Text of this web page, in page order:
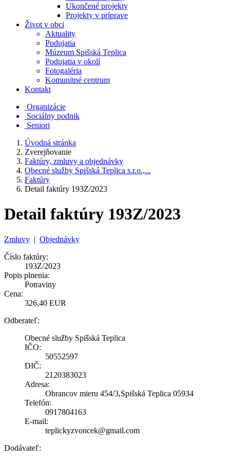
Ukončené projekty
Projekty v príprave
Život v obci
Aktuality
Podujatia
Múzeum Spišská Teplica
Podujatia v okolí
Fotogaléria
Komunitné centrum
Kontakt
Organizácie
Sociálny podnik
Seniori
Úvodná stránka
Zverejňovanie
Faktúry, zmluvy a objednávky
Obecné služby Spišská Teplica s.r.o.,...
Faktúry
Detail faktúry 193Z/2023
Detail faktúry 193Z/2023
Zmluvy | Objednávky
Číslo faktúry:
193Z/2023
Popis plnenia:
Potraviny
Cena:
326,40 EUR
Odberateľ:
Obecné služby Spišská Teplica
IČO:
50552597
DIČ:
2120383023
Adresa:
Obrancov mieru 454/3,Spišská Teplica 05934
Telefón:
0917804163
E-mail:
teplickyzvoncek@gmail.com
Dodávateľ: